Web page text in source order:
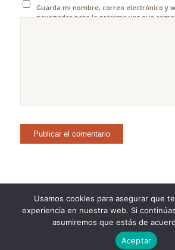
Guarda mi nombre, correo electrónico y
navegador para la próxima vez que
©Copyright [2023] - TecnoMur Sistemas,
Usamos cookies para asegurar que
experiencia en nuestra web. Si
asumiremos que estás de
Aceptar